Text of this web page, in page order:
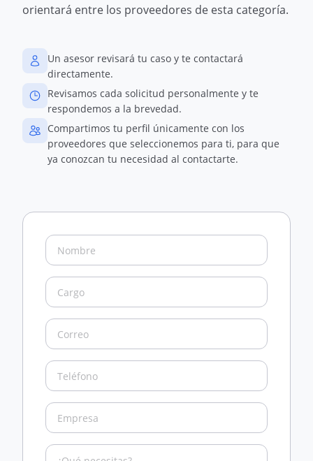
orientará entre los proveedores de esta categoría.
Un asesor revisará tu caso y te contactará
directamente.
Revisamos cada solicitud personalmente y te
respondemos a la brevedad.
Compartimos tu perfil únicamente con los
proveedores que seleccionemos para ti, para que
ya conozcan tu necesidad al contactarte.